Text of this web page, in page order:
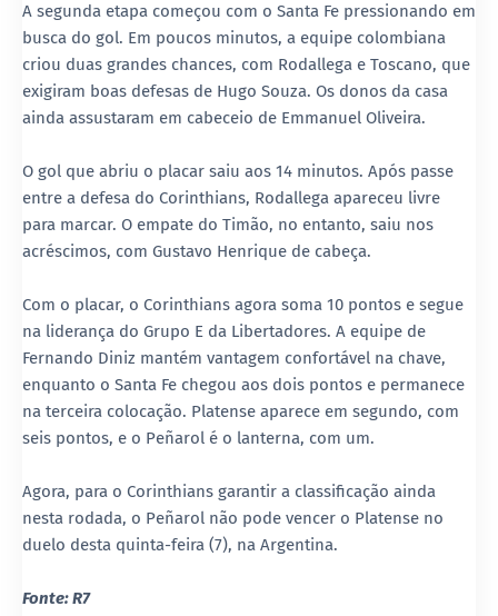
A segunda etapa começou com o Santa Fe pressionando em
busca do gol. Em poucos minutos, a equipe colombiana
criou duas grandes chances, com Rodallega e Toscano, que
exigiram boas defesas de Hugo Souza. Os donos da casa
ainda assustaram em cabeceio de Emmanuel Oliveira.
O gol que abriu o placar saiu aos 14 minutos. Após passe
entre a defesa do Corinthians, Rodallega apareceu livre
para marcar. O empate do Timão, no entanto, saiu nos
acréscimos, com Gustavo Henrique de cabeça.
Com o placar, o Corinthians agora soma 10 pontos e segue
na liderança do Grupo E da Libertadores. A equipe de
Fernando Diniz mantém vantagem confortável na chave,
enquanto o Santa Fe chegou aos dois pontos e permanece
na terceira colocação. Platense aparece em segundo, com
seis pontos, e o Peñarol é o lanterna, com um.
Agora, para o Corinthians garantir a classificação ainda
nesta rodada, o Peñarol não pode vencer o Platense no
duelo desta quinta-feira (7), na Argentina.
Fonte: R7